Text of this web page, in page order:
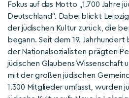
Fokus auf das Motto „1.700 Jahre
Deutschland“. Dabei blickt
der jüdischen Kultur zurück, die
begann. Seit dem 19. Jahrhundert
der Nationalsozialisten prägten
jüdischen Glaubens Wissenschaft
mit der großen jüdischen
1.300 Mitglieder umfasst, wurden